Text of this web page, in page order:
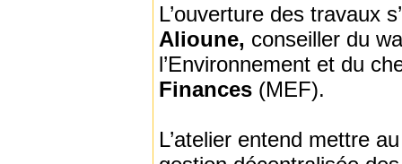
L’ouverture des travaux
Alioune, conseiller du
l’Environnement et du
Finances (MEF).
L’atelier entend mettre